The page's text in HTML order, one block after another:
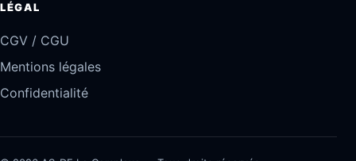
LÉGAL
CGV / CGU
Mentions légales
Confidentialité